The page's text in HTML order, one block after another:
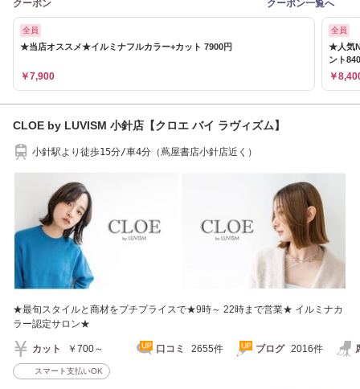
クーポン クーポン一覧へ
全員
★当店オススメ★イルミナフルカラー+カット 7900円
￥7,900
全員
★人気
ント
￥
CLOE by LUVISM 小針店【クロエ バイ ラヴィズム】
小針駅より徒歩15分/車4分（蔦屋書店小針店近く）
★最旬スタイルと商材をプチプライスで★9時～ 22時まで営業★ イルミナカ
ラー認定サロン★
カット ￥700～ 口コミ 2655件 ブログ 2016件
スマート支払いOK